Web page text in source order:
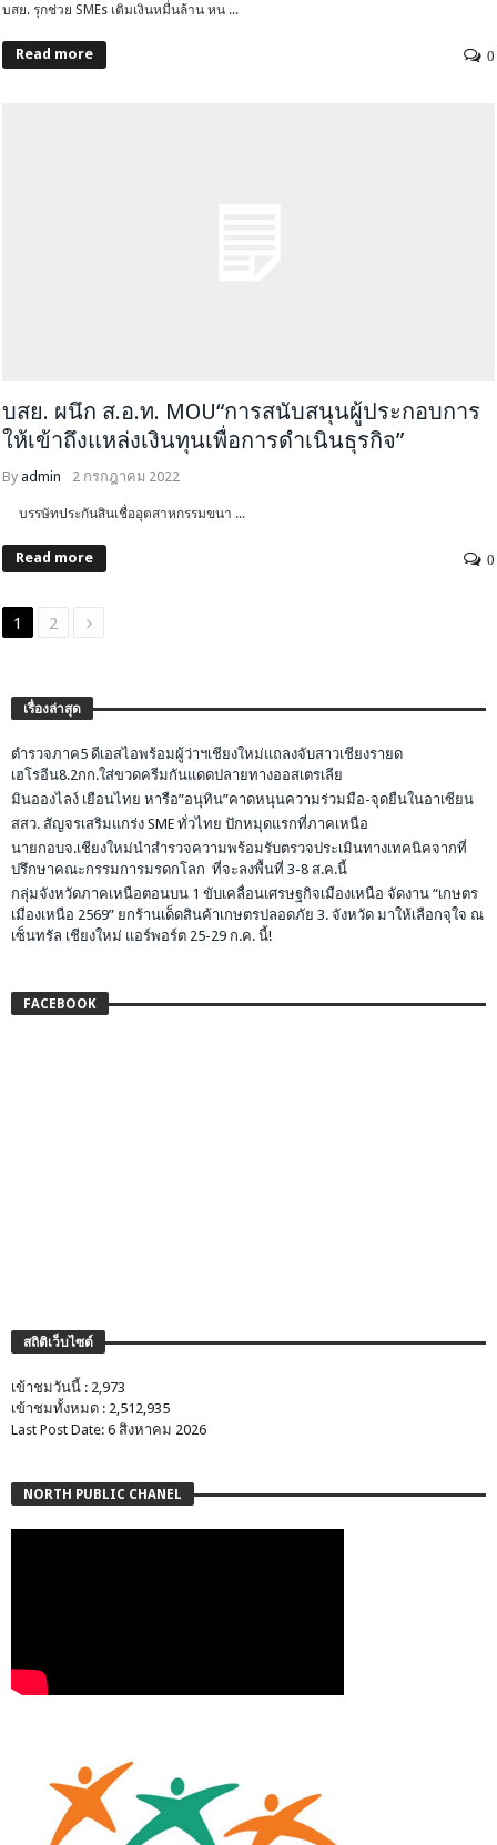
บสย. รุกช่วย SMEs เติมเงินหมื่นล้าน หน ...
Read more 0
บสย. ผนึก ส.อ.ท. MOU“การสนับสนุนผู้ประกอบการ
ให้เข้าถึงแหล่งเงินทุนเพื่อการดำเนินธุรกิจ”
By admin 2 กรกฎาคม 2022
บรรษัทประกันสินเชื่ออุตสาหกรรมขนา ...
Read more 0
1 2
เรื่องล่าสุด
ตำรวจภาค5 ดีเอสไอพร้อมผู้ว่าฯเชียงใหม่แถลงจับสาวเชียงรายด
เฮโรอีน8.2กก.ใส่ขวดครีมกันแดดปลายทางออสเตรเลีย
มินอองไลง์ เยือนไทย หารือ”อนุทิน”คาดหนุนความร่วมมือ-จุดยืนในอาเซียน
สสว. สัญจรเสริมแกร่ง SME ทั่วไทย ปักหมุดแรกที่ภาคเหนือ
นายกอบจ.เชียงใหม่นำสำรวจความพร้อมรับตรวจประเมินทางเทคนิคจากที่
ปรึกษาคณะกรรมการมรดกโลก ที่จะลงพื้นที่ 3-8 ส.ค.นี้
กลุ่มจังหวัดภาคเหนือตอนบน 1 ขับเคลื่อนเศรษฐกิจเมืองเหนือ จัดงาน “เกษตร
เมืองเหนือ 2569” ยกร้านเด็ดสินค้าเกษตรปลอดภัย 3. จังหวัด มาให้เลือกจุใจ ณ
เซ็นทรัล เชียงใหม่ แอร์พอร์ต 25-29 ก.ค. นี้!
FACEBOOK
สถิติเว็บไซต์
เข้าชมวันนี้ : 2,973
เข้าชมทั้งหมด : 2,512,935
Last Post Date: 6 สิงหาคม 2026
NORTH PUBLIC CHANEL